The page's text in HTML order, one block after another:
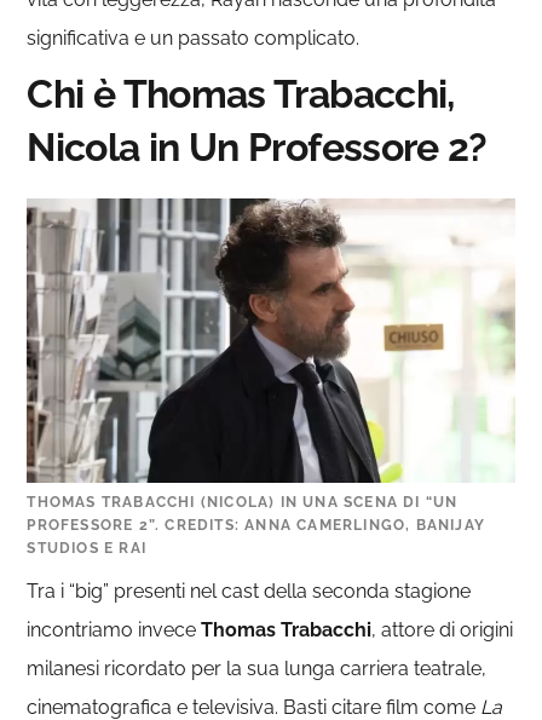
significativa e un passato complicato.
Chi è Thomas Trabacchi,
Nicola in Un Professore 2?
THOMAS TRABACCHI (NICOLA) IN UNA SCENA DI “UN
PROFESSORE 2”. CREDITS: ANNA CAMERLINGO, BANIJAY
STUDIOS E RAI
Tra i “big” presenti nel cast della seconda stagione
incontriamo inveceThomas Trabacchi, attore di origini
milanesi ricordato per la sua lunga carriera teatrale,
cinematografica e televisiva. Basti citare film come La